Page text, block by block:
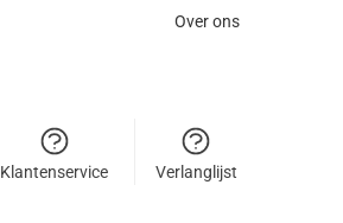
Over ons
Klantenservice Verlanglijst